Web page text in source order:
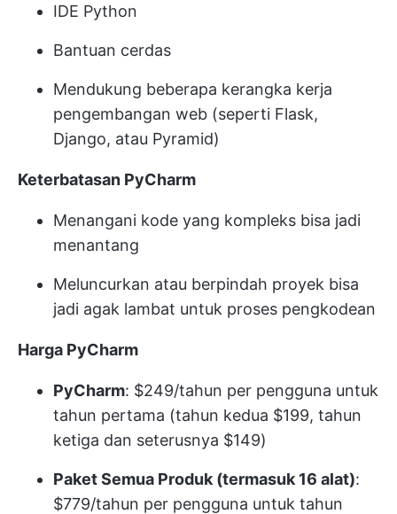
IDE Python
Bantuan cerdas
Mendukung beberapa kerangka kerja
pengembangan web (seperti Flask,
Django, atau Pyramid)
Keterbatasan PyCharm
Menangani kode yang kompleks bisa jadi
menantang
Meluncurkan atau berpindah proyek bisa
jadi agak lambat untuk proses pengkodean
Harga PyCharm
PyCharm: $249/tahun per pengguna untuk
tahun pertama (tahun kedua $199, tahun
ketiga dan seterusnya $149)
Paket Semua Produk (termasuk 16 alat):
$779/tahun per pengguna untuk tahun